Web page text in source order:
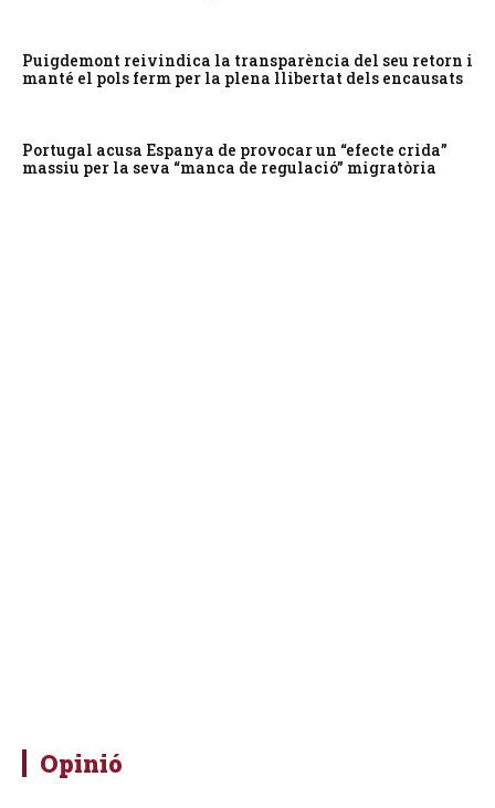
Puigdemont reivindica la transparència del seu retorn i
manté el pols ferm per la plena llibertat dels encausats
Portugal acusa Espanya de provocar un “efecte crida”
massiu per la seva “manca de regulació” migratòria
Opinió